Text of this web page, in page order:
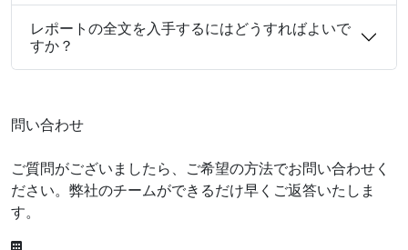
レポートの全文を入手するにはどうすればよいで
すか？
問い合わせ
ご質問がございましたら、ご希望の方法でお問い合わせく
ださい。弊社のチームができるだけ早くご返答いたしま
す。